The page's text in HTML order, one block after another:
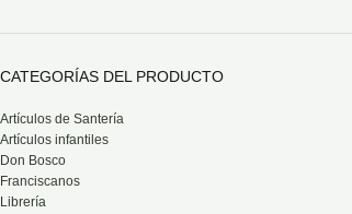
CATEGORÍAS DEL PRODUCTO
Artículos de Santería
Artículos infantiles
Don Bosco
Franciscanos
Librería